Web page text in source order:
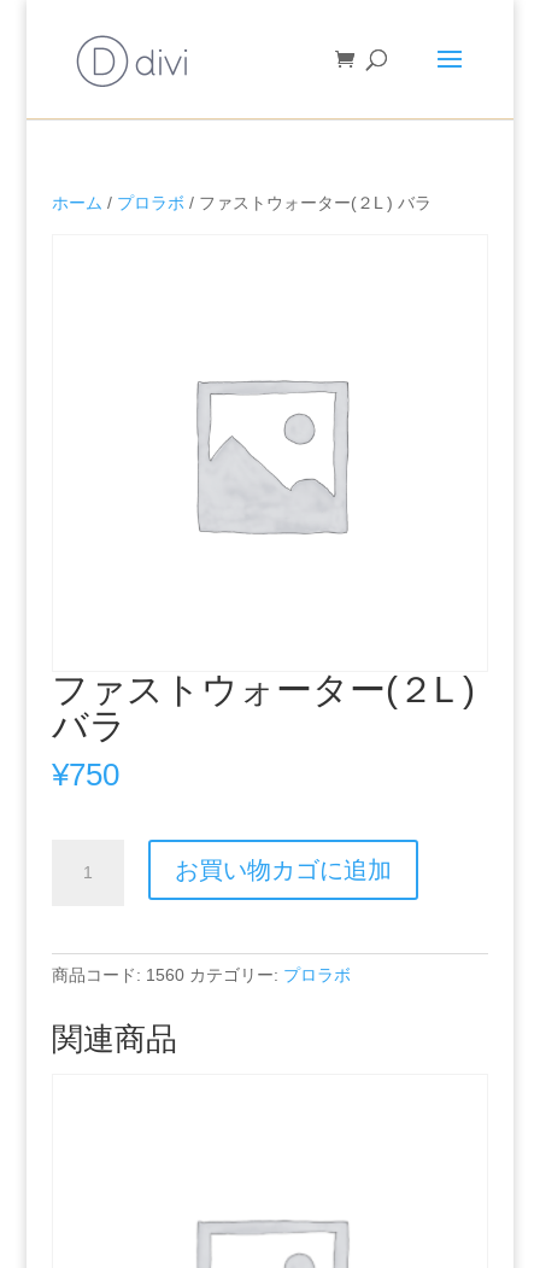
ホーム / プロラボ / ファストウォーター(２L ) バラ
ファストウォーター(２L )
バラ
¥750
ウ
タ
お買い物カゴに追加
商品コード: 1560 カテゴリー: プロラボ
関連商品